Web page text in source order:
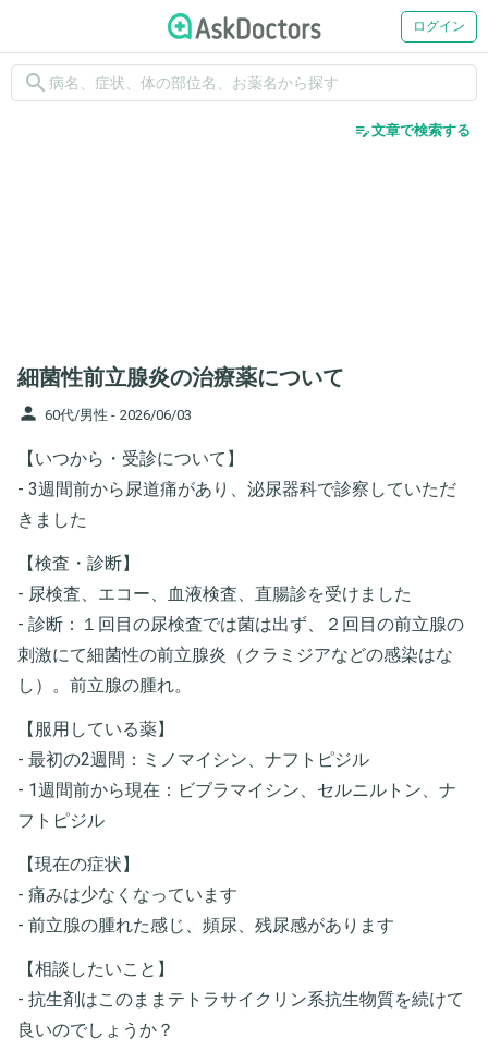
ログイン
search
edit_note文章で検索する
細菌性前立腺炎の治療薬について
person 60代/男性 - 2026/06/03
【いつから・受診について】
- 3週間前から尿道痛があり、泌尿器科で診察していただ
きました
【検査・診断】
- 尿検査、エコー、血液検査、直腸診を受けました
- 診断：１回目の尿検査では菌は出ず、２回目の前立腺の
刺激にて細菌性の前立腺炎（クラミジアなどの感染はな
し）。前立腺の腫れ。
【服用している薬】
- 最初の2週間：ミノマイシン、ナフトピジル
- 1週間前から現在：ビブラマイシン、セルニルトン、ナ
フトピジル
【現在の症状】
- 痛みは少なくなっています
- 前立腺の腫れた感じ、頻尿、残尿感があります
【相談したいこと】
- 抗生剤はこのままテトラサイクリン系抗生物質を続けて
良いのでしょうか？